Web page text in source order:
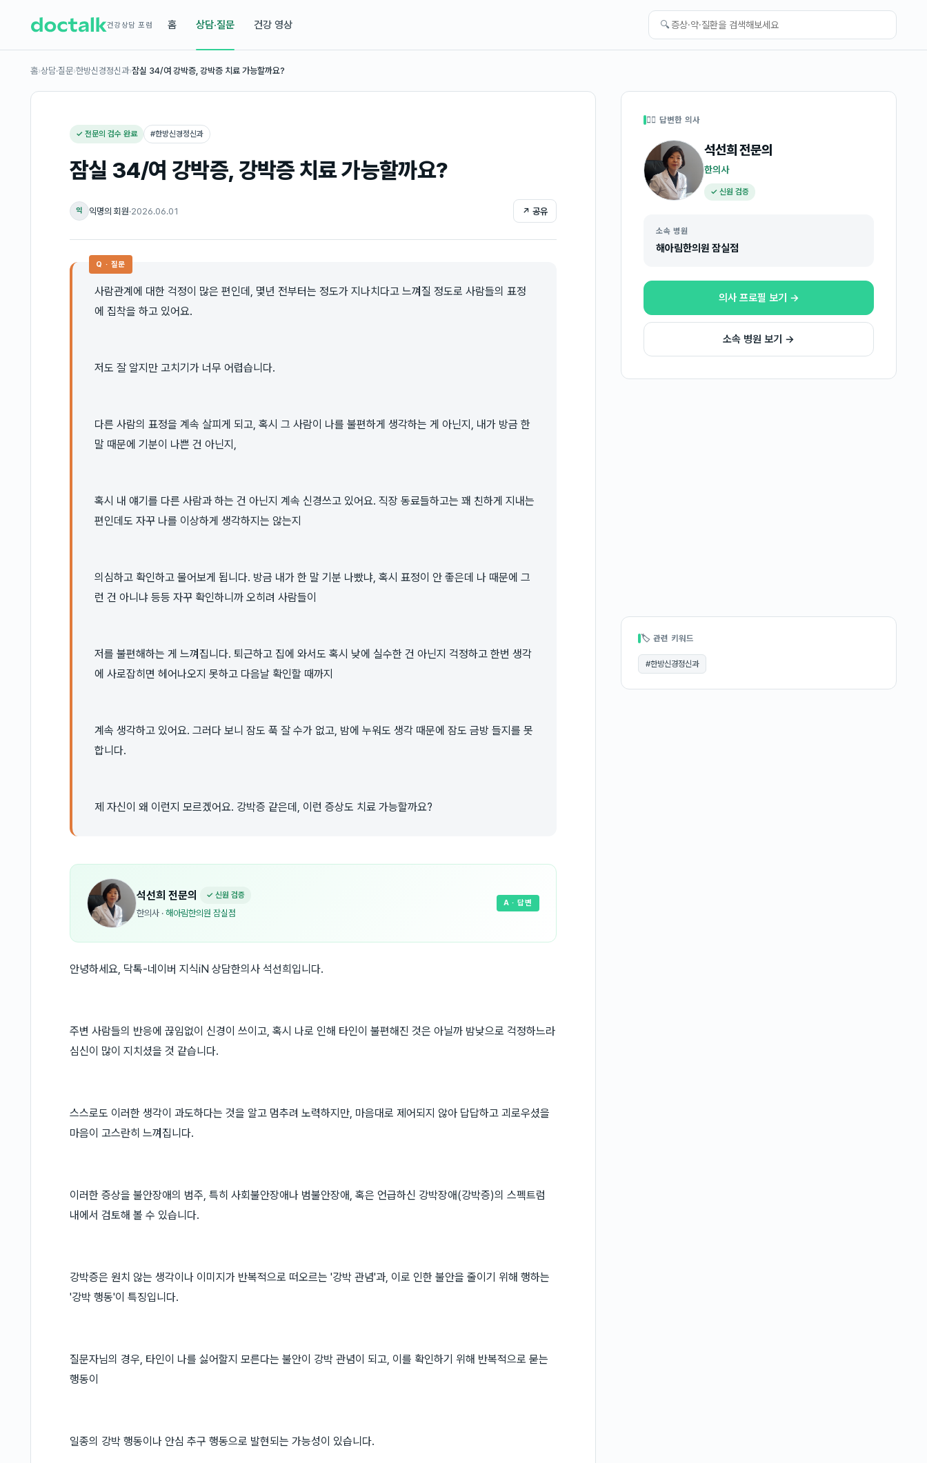
건강상담 포럼 홈 상담·질문 건강 영상 🔍
홈›상담·질문›한방신경정신과›잠실 34/여 강박증, 강박증 치료 가능할까요?
✓ 전문의 검수 완료 #한방신경정신과
잠실 34/여 강박증, 강박증 치료 가능할까요?
익 익명의 회원·2026.06.01 ↗ 공유
Q · 질문
사람관계에 대한 걱정이 많은 편인데, 몇년 전부터는 정도가 지나치다고 느껴질 정도로 사람들의 표정
에 집착을 하고 있어요.
저도 잘 알지만 고치기가 너무 어렵습니다.
다른 사람의 표정을 계속 살피게 되고, 혹시 그 사람이 나를 불편하게 생각하는 게 아닌지, 내가 방금 한
말 때문에 기분이 나쁜 건 아닌지,
혹시 내 얘기를 다른 사람과 하는 건 아닌지 계속 신경쓰고 있어요. 직장 동료들하고는 꽤 친하게 지내는
편인데도 자꾸 나를 이상하게 생각하지는 않는지
의심하고 확인하고 물어보게 됩니다. 방금 내가 한 말 기분 나빴냐, 혹시 표정이 안 좋은데 나 때문에 그
런 건 아니냐 등등 자꾸 확인하니까 오히려 사람들이
저를 불편해하는 게 느껴집니다. 퇴근하고 집에 와서도 혹시 낮에 실수한 건 아닌지 걱정하고 한번 생각
에 사로잡히면 헤어나오지 못하고 다음날 확인할 때까지
계속 생각하고 있어요. 그러다 보니 잠도 푹 잘 수가 없고, 밤에 누워도 생각 때문에 잠도 금방 들지를 못
합니다.
제 자신이 왜 이런지 모르겠어요. 강박증 같은데, 이런 증상도 치료 가능할까요?
석선희 전문의 ✓ 신원 검증
한의사 · 해아림한의원 잠실점
A · 답변
안녕하세요, 닥톡-네이버 지식iN 상담한의사 석선희입니다.
주변 사람들의 반응에 끊임없이 신경이 쓰이고, 혹시 나로 인해 타인이 불편해진 것은 아닐까 밤낮으로 걱정하느라
심신이 많이 지치셨을 것 같습니다.
스스로도 이러한 생각이 과도하다는 것을 알고 멈추려 노력하지만, 마음대로 제어되지 않아 답답하고 괴로우셨을
마음이 고스란히 느껴집니다.
이러한 증상을 불안장애의 범주, 특히 사회불안장애나 범불안장애, 혹은 언급하신 강박장애(강박증)의 스펙트럼
내에서 검토해 볼 수 있습니다.
강박증은 원치 않는 생각이나 이미지가 반복적으로 떠오르는 '강박 관념'과, 이로 인한 불안을 줄이기 위해 행하는
'강박 행동'이 특징입니다.
질문자님의 경우, 타인이 나를 싫어할지 모른다는 불안이 강박 관념이 되고, 이를 확인하기 위해 반복적으로 묻는
행동이
일종의 강박 행동이나 안심 추구 행동으로 발현되는 가능성이 있습니다.
👩‍⚕️ 답변한 의사
석선희전문의
한의사
✓ 신원 검증
소속 병원
해아림한의원 잠실점
의사 프로필 보기 →
소속 병원 보기 →
🏷 관련 키워드
#한방신경정신과